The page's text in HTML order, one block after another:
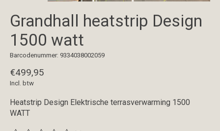
Grandhall heatstrip Design
1500 watt
Barcodenummer: 9334038002059
€499,95
Incl. btw
Heatstrip Design Elektrische terrasverwarming 1500
WATT